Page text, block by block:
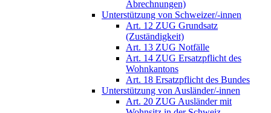
Abrechnungen)
Unterstützung von Schweizer/-innen
Art. 12 ZUG Grundsatz
(Zuständigkeit)
Art. 13 ZUG Notfälle
Art. 14 ZUG Ersatzpflicht des
Wohnkantons
Art. 18 Ersatzpflicht des Bundes
Unterstützung von Ausländer/-innen
Art. 20 ZUG Ausländer mit